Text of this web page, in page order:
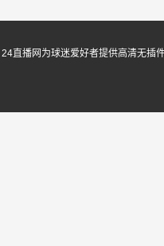
24直播网为球迷爱好者提供高清无插